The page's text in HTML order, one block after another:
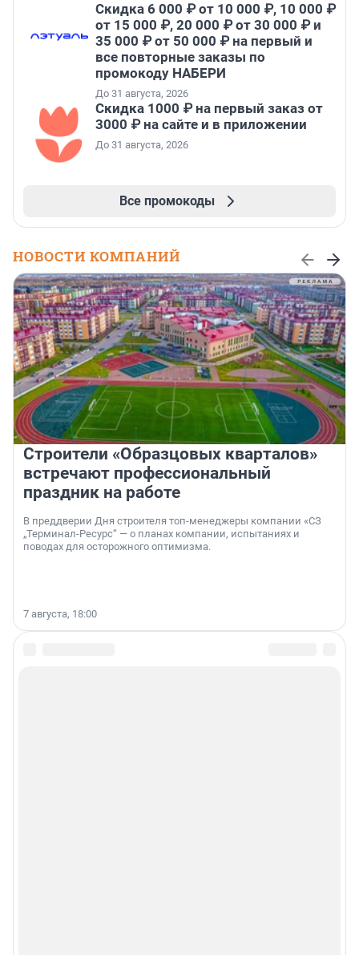
Скидка 6 000 ₽ от 10 000 ₽, 10 000 ₽
от 15 000 ₽, 20 000 ₽ от 30 000 ₽ и
35 000 ₽ от 50 000 ₽ на первый и
все повторные заказы по
промокоду НАБЕРИ
До 31 августа, 2026
Скидка 1000 ₽ на первый заказ от
3000 ₽ на сайте и в приложении
До 31 августа, 2026
Все промокоды
НОВОСТИ КОМПАНИЙ
Строители «Образцовых кварталов»
встречают профессиональный
праздник на работе
В преддверии Дня строителя топ-менеджеры компании «СЗ
„Терминал-Ресурс“ — о планах компании, испытаниях и
поводах для осторожного оптимизма.
7 августа, 18:00